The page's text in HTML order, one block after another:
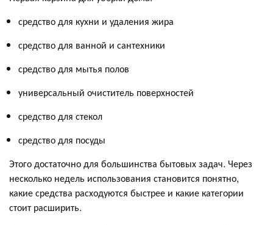
средство для кухни и удаления жира
средство для ванной и сантехники
средство для мытья полов
универсальный очиститель поверхностей
средство для стекол
средство для посуды
Этого достаточно для большинства бытовых задач. Через
несколько недель использования становится понятно,
какие средства расходуются быстрее и какие категории
стоит расширить.